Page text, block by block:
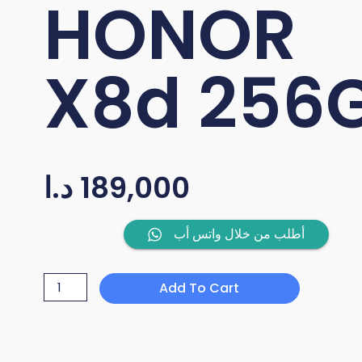
HONOR
X8d
189,000 د.ا
أطلب من خلال واتس أب
256GB
quantity
Add To Cart